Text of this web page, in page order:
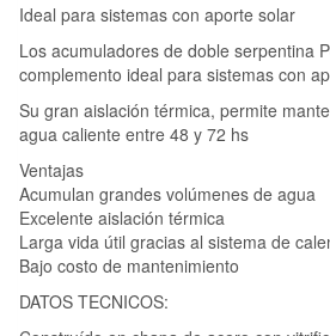
Ideal para sistemas con aporte solar
Los acumuladores de doble serpentina
complemento ideal para sistemas con
Su gran aislación térmica, permite
agua caliente entre 48 y 72 hs
Ventajas
Acumulan grandes volúmenes de agua
Excelente aislación térmica
Larga vida útil gracias al sistema de
Bajo costo de mantenimiento
DATOS TECNICOS: